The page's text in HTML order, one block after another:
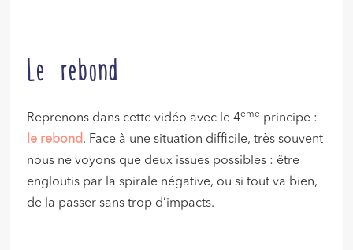
Le rebond
Reprenons dans cette vidéo avec le 4ème principe :
le rebond. Face à une situation difficile, très souvent
nous ne voyons que deux issues possibles : être
engloutis par la spirale négative, ou si tout va bien,
de la passer sans trop d’impacts.